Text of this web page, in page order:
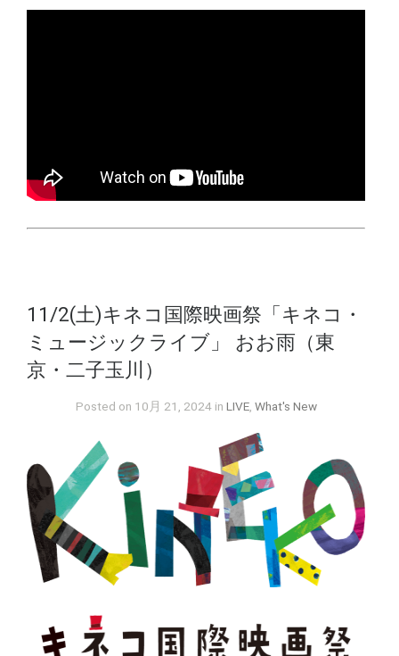
11/2(土)キネコ国際映画祭「キネコ・
ミュージックライブ」 おお雨（東
京・二子玉川）
Posted on 10月 21, 2024 in LIVE, What's New